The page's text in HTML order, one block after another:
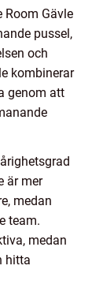
Room Gävle
pussel,
och
kombinerar
genom att
är mer
medan
team.
medan
hitta